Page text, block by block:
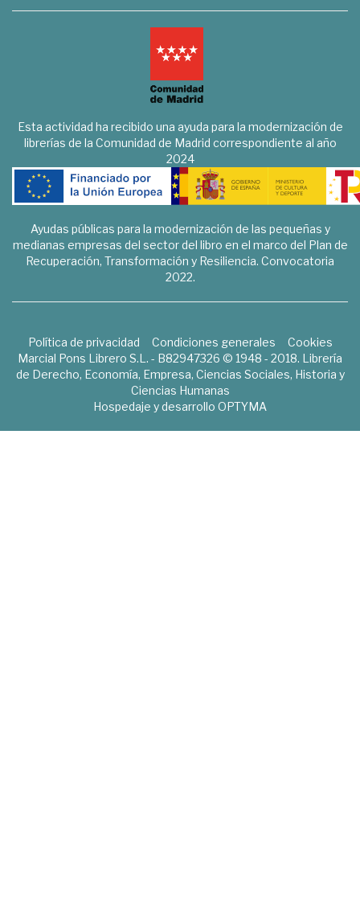
Esta actividad ha recibido una ayuda para la modernización de
librerías de la Comunidad de Madrid correspondiente al año
2024
Ayudas públicas para la modernización de las pequeñas y
medianas empresas del sector del libro en el marco del Plan de
Recuperación, Transformación y Resiliencia. Convocatoria
2022.
Política de privacidad Condiciones generales
Cookies
Marcial Pons Librero S.L. - B82947326 © 1948 - 2018. Librería
de Derecho, Economía, Empresa, Ciencias Sociales, Historia y
Ciencias Humanas
Hospedaje y desarrollo OPTYMA